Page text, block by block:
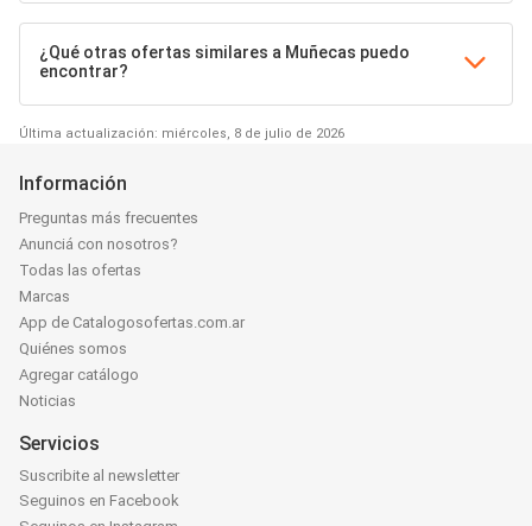
¿Qué otras ofertas similares a Muñecas puedo
encontrar?
Última actualización: miércoles, 8 de julio de 2026
Información
Preguntas más frecuentes
Anunciá con nosotros?
Todas las ofertas
Marcas
App de Catalogosofertas.com.ar
Quiénes somos
Agregar catálogo
Noticias
Servicios
Suscribite al newsletter
Seguinos en Facebook